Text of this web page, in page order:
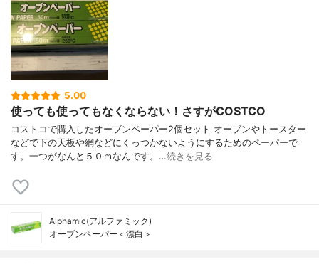
5.00
使っても使ってもなくならない！さすがCOSTCO
コストコで購入したオーブンペーパー2個セット オーブンやトースター
などで下の天板や網などにくっつかないようにするためのペーパーで
す。一つがなんと５０ｍなんです。…続きを見る
Alphamic(アルファミック)
オーブンペーパー＜漂白＞